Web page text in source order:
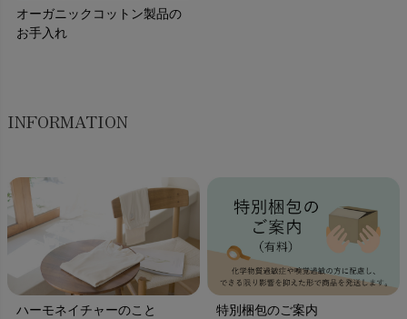
オーガニックコットン製品の
お手入れ
INFORMATION
ハーモネイチャーのこと 特別梱包のご案内